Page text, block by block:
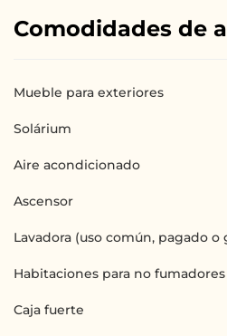
Comodidades de
Mueble para exteriores
Solárium
Aire acondicionado
Ascensor
Lavadora (uso común, pagado o
Habitaciones para no fumadores
Caja fuerte